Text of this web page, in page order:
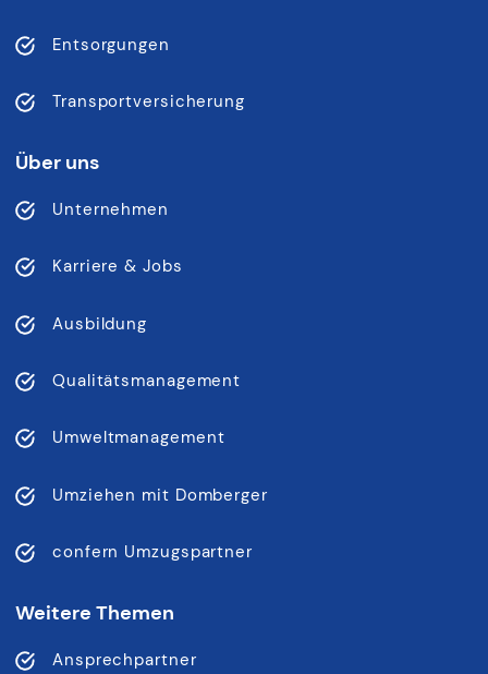
Entsorgungen
Transportversicherung
Über uns
Unternehmen
Karriere & Jobs
Ausbildung
Qualitätsmanagement
Umweltmanagement
Umziehen mit Domberger
confern Umzugspartner
Weitere Themen
Ansprechpartner